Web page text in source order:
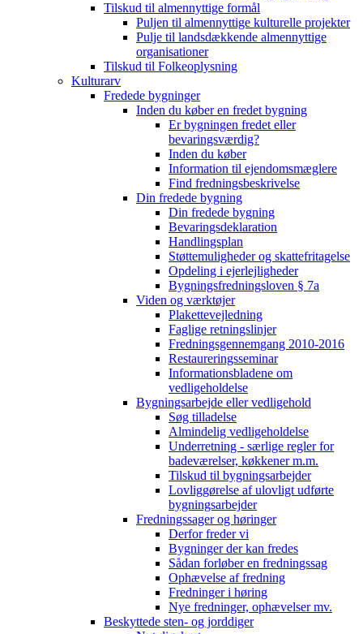
Tilskud til almennyttige formål
Puljen til almennyttige kulturelle projekter
Pulje til landsdækkende almennyttige
organisationer
Tilskud til Folkeoplysning
Kulturarv
Fredede bygninger
Inden du køber en fredet bygning
Er bygningen fredet eller
bevaringsværdig?
Inden du køber
Information til ejendomsmæglere
Find fredningsbeskrivelse
Din fredede bygning
Din fredede bygning
Bevaringsdeklaration
Handlingsplan
Støttemuligheder og skattefritagelse
Opdeling i ejerlejligheder
Bygningsfredningsloven § 7a
Viden og værktøjer
Plakettevejledning
Faglige retningslinjer
Fredningsgennemgang 2010-2016
Restaureringsseminar
Informationsbladene om
vedligeholdelse
Bygningsarbejde eller vedligehold
Søg tilladelse
Almindelig vedligeholdelse
Underretning - særlige regler for
badeværelser, køkkener m.m.
Tilskud til bygningsarbejder
Lovliggørelse af ulovligt udførte
bygningsarbejder
Fredningssager og høringer
Derfor freder vi
Bygninger der kan fredes
Sådan forløber en fredningssag
Ophævelse af fredning
Fredninger i høring
Nye fredninger, ophævelser mv.
Beskyttede sten- og jorddiger